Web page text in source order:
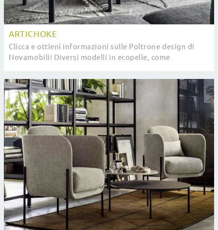
ARTICHOKE
Clicca e ottieni informazioni sulle Poltrone design di
Novamobili! Diversi modelli in ecopelle, come